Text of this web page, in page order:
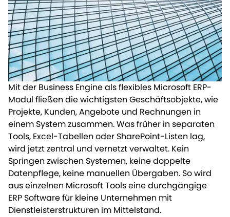
Mit der Business Engineals flexibles Microsoft ERP-
Modul fließen die wichtigsten Geschäftsobjekte, wie
Projekte, Kunden, Angebote und Rechnungen in
einem System zusammen. Was früher in separaten
Tools, Excel-Tabellen oder SharePoint-Listen lag,
wird jetzt zentral und vernetzt verwaltet. Kein
Springen zwischen Systemen, keine doppelte
Datenpflege, keine manuellen Übergaben. So wird
aus einzelnen Microsoft Tools eine durchgängige
ERP Software für kleine Unternehmen mit
Dienstleisterstrukturen im Mittelstand.